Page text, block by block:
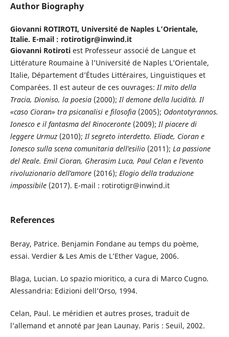
Author Biography
Giovanni ROTIROTI, Université de Naples L’Orientale,
Italie. E-mail : rotirotigr@inwind.it
Giovanni Rotirotiest Professeur associé de Langue et
Littérature Roumaine à l’Université de Naples L’Orientale,
Italie, Département d’Études Littéraires, Linguistiques et
Comparées. Il est auteur de ces ouvrages:Il mito della
Tracia, Dioniso, la poesia(2000);Il demone della lucidità. Il
«caso Cioran» tra psicanalisi e filosofia(2005); Odontotyrannos.
Ionesco e il fantasma del Rinoceronte(2009);Il piacere di
leggere Urmuz(2010);Il segreto interdetto. Eliade, Cioran e
Ionesco sulla scena comunitaria dell’esilio(2011); La passione
del Reale. Emil Cioran, Gherasim Luca, Paul Celan e l’evento
rivoluzionario dell’amore (2016); Elogio della traduzione
impossibile(2017). E-mail : rotirotigr@inwind.it
References
Beray, Patrice. Benjamin Fondane au temps du poème,
essai. Verdier & Les Amis de L’Ether Vague, 2006.
Blaga, Lucian. Lo spazio mioritico, a cura di Marco Cugno.
Alessandria: Edizioni dell’Orso, 1994.
Celan, Paul. Le méridien et autres proses, traduit de
l’allemand et annoté par Jean Launay. Paris : Seuil, 2002.